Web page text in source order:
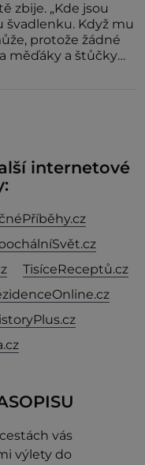
zbije. „Kde jsou
švadlenku. Když mu
protože žádné
měďáky a štůčky
internetové
TisíceReceptů.cz
vás
výlety do